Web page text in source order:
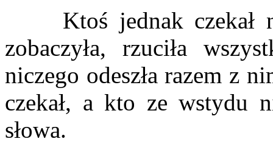
Ktoś jednak czekał
zobaczyła, rzuciła
niczego odeszła razem z
czekał, a kto ze wstydu
słowa.